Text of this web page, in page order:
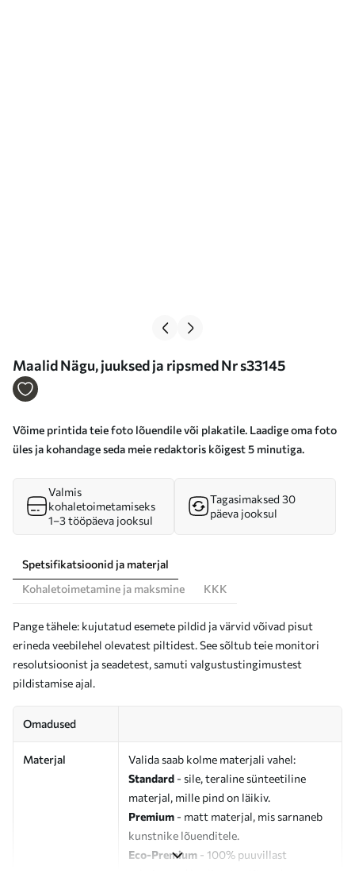
Maalid Nägu, juuksed ja ripsmed Nr s33145
Võime printida teie foto lõuendile või plakatile. Laadige oma foto
üles ja kohandage seda meie redaktoris kõigest 5 minutiga.
Valmis
kohaletoimetamiseks
1–3 tööpäeva jooksul
Tagasimaksed 30
päeva jooksul
Spetsifikatsioonid ja materjal
Kohaletoimetamine ja maksmine
KKK
Pange tähele: kujutatud esemete pildid ja värvid võivad pisut
erineda veebilehel olevatest piltidest. See sõltub teie monitori
resolutsioonist ja seadetest, samuti valgustustingimustest
pildistamise ajal.
Omadused
Materjal
Valida saab kolme materjali vahel:
Standard - sile, teraline sünteetiline
materjal, mille pind on läikiv.
Premium - matt materjal, mis sarnaneb
kunstnike lõuenditele.
Eco-Premium - 100% puuvillast